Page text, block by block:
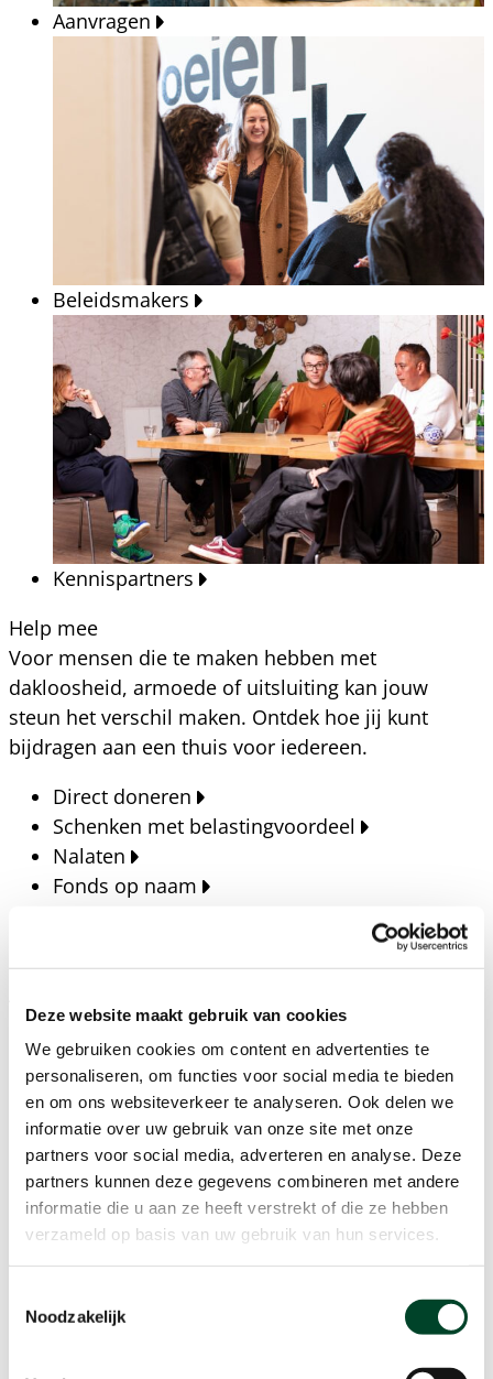
Deze website maakt gebruik van cookies
We gebruiken cookies om content en advertenties te
personaliseren, om functies voor social media te bieden
en om ons websiteverkeer te analyseren. Ook delen we
informatie over uw gebruik van onze site met onze
partners voor social media, adverteren en analyse. Deze
partners kunnen deze gegevens combineren met andere
informatie die u aan ze heeft verstrekt of die ze hebben
verzameld op basis van uw gebruik van hun services.
Noodzakelijk
Aanvragen
Beleidsmakers
Kennispartners
Help mee
Voor mensen die te maken hebben met
dakloosheid, armoede of uitsluiting kan jouw
steun het verschil maken. Ontdek hoe jij kunt
bijdragen aan een thuis voor iedereen.
Direct doneren
Schenken met belastingvoordeel
Nalaten
Fonds op naam
Blijf op de hoogte van het laatste nieuws, verhalen,
publicaties en ontwikkelingen rondom Kansfonds
en onze missie.
Nieuwsberichten
Nieuws
Verhalen
Beeldbanken
Foto's bestaanszekerheid
Agenda